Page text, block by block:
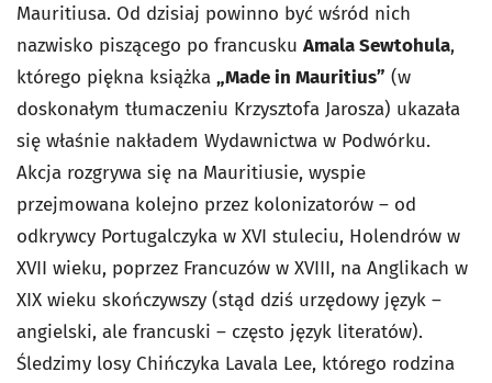
Mauritiusa. Od dzisiaj powinno być wśród nich
nazwisko piszącego po francusku Amala Sewtohula,
którego piękna książka „Made in Mauritius” (w
doskonałym tłumaczeniu Krzysztofa Jarosza) ukazała
się właśnie nakładem Wydawnictwa w Podwórku.
Akcja rozgrywa się na Mauritiusie, wyspie
przejmowana kolejno przez kolonizatorów – od
odkrywcy Portugalczyka w XVI stuleciu, Holendrów w
XVII wieku, poprzez Francuzów w XVIII, na Anglikach w
XIX wieku skończywszy (stąd dziś urzędowy język –
angielski, ale francuski – często język literatów).
Śledzimy losy Chińczyka Lavala Lee, którego rodzina